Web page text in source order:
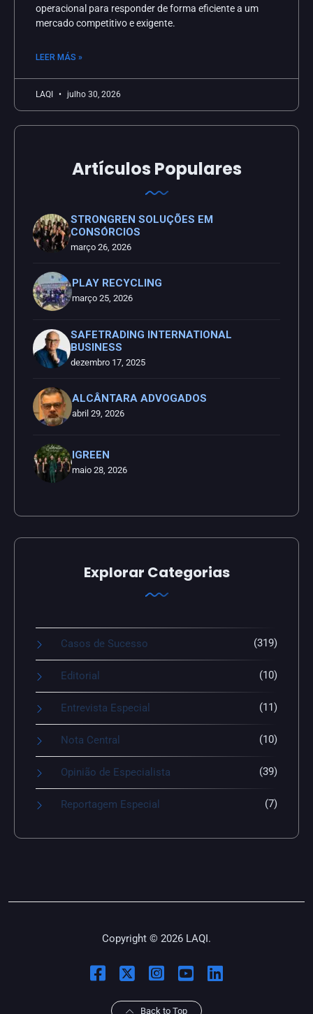
operacional para responder de forma eficiente a um
mercado competitivo e exigente.
LEER MÁS »
LAQI julho 30, 2026
Artículos Populares
STRONGREN SOLUÇÕES EM
CONSÓRCIOS
março 26, 2026
PLAY RECYCLING
março 25, 2026
SAFETRADING INTERNATIONAL
BUSINESS
dezembro 17, 2025
ALCÂNTARA ADVOGADOS
abril 29, 2026
IGREEN
maio 28, 2026
Explorar Categorias
Casos de Sucesso (319)
Editorial (10)
Entrevista Especial (11)
Nota Central (10)
Opinião de Especialista (39)
Reportagem Especial (7)
Copyright © 2026 LAQI.
Back to Top